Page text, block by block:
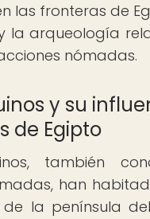
las fronteras de
la arqueología
nómadas.
y su
de Egipto
también
han
de la península